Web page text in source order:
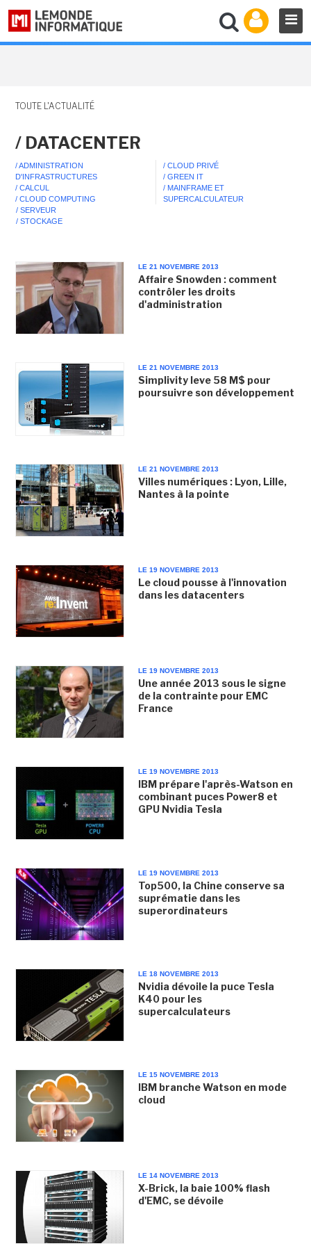
TOUTE L'ACTUALITÉ
/ DATACENTER
/ ADMINISTRATION
D'INFRASTRUCTURES
/ CALCUL
/ CLOUD COMPUTING
/ CLOUD PRIVÉ
/ GREEN IT
/ MAINFRAME ET
SUPERCALCULATEUR
/ SERVEUR
/ STOCKAGE
LE 21 NOVEMBRE 2013
Affaire Snowden : comment
contrôler les droits
d'administration
LE 21 NOVEMBRE 2013
Simplivity leve 58 M$ pour
poursuivre son développement
LE 21 NOVEMBRE 2013
Villes numériques : Lyon, Lille,
Nantes à la pointe
LE 19 NOVEMBRE 2013
Le cloud pousse à l'innovation
dans les datacenters
LE 19 NOVEMBRE 2013
Une année 2013 sous le signe
de la contrainte pour EMC
France
LE 19 NOVEMBRE 2013
IBM prépare l'après-Watson en
combinant puces Power8 et
GPU Nvidia Tesla
LE 19 NOVEMBRE 2013
Top500, la Chine conserve sa
suprématie dans les
superordinateurs
LE 18 NOVEMBRE 2013
Nvidia dévoile la puce Tesla
K40 pour les
supercalculateurs
LE 15 NOVEMBRE 2013
IBM branche Watson en mode
cloud
LE 14 NOVEMBRE 2013
X-Brick, la baie 100% flash
d'EMC, se dévoile